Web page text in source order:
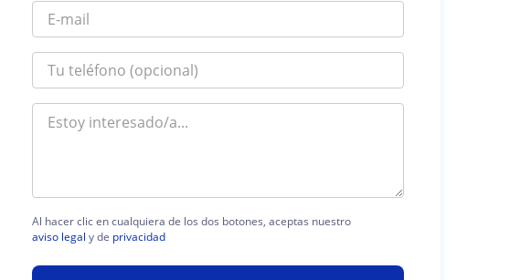
Al hacer clic en cualquiera de los dos botones, aceptas nuestro
aviso legal y de privacidad